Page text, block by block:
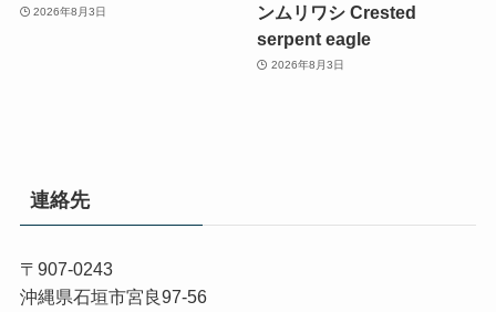
2026年8月3日
ンムリワシ Crested
serpent eagle
2026年8月3日
連絡先
〒907-0243
沖縄県石垣市宮良97-56